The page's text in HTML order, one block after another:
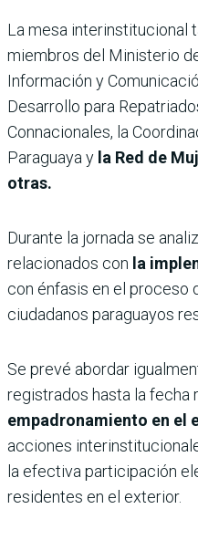
La mesa interinstitucional
miembros del Ministerio
Información y
Desarrollo para
Connacionales, la
Paraguaya y la Red de
otras.
Durante la jornada se
relacionados con la
con énfasis en el proceso
ciudadanos paraguayos
Se prevé abordar
registrados hasta la fecha
empadronamiento en el
acciones
la efectiva participación
residentes en el exterior.